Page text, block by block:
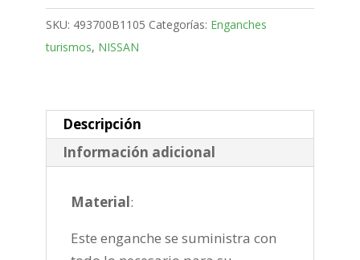
Todo
Terreno
Bola
2007-
2013
cantidad
SKU: 493700B1105 Categorías: Enganches
turismos, NISSAN
Descripción
Información adicional
Material:
Este enganche se suministra con